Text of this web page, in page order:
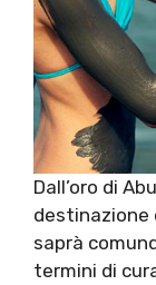
Dall’oro di
destinazione
saprà
termini di